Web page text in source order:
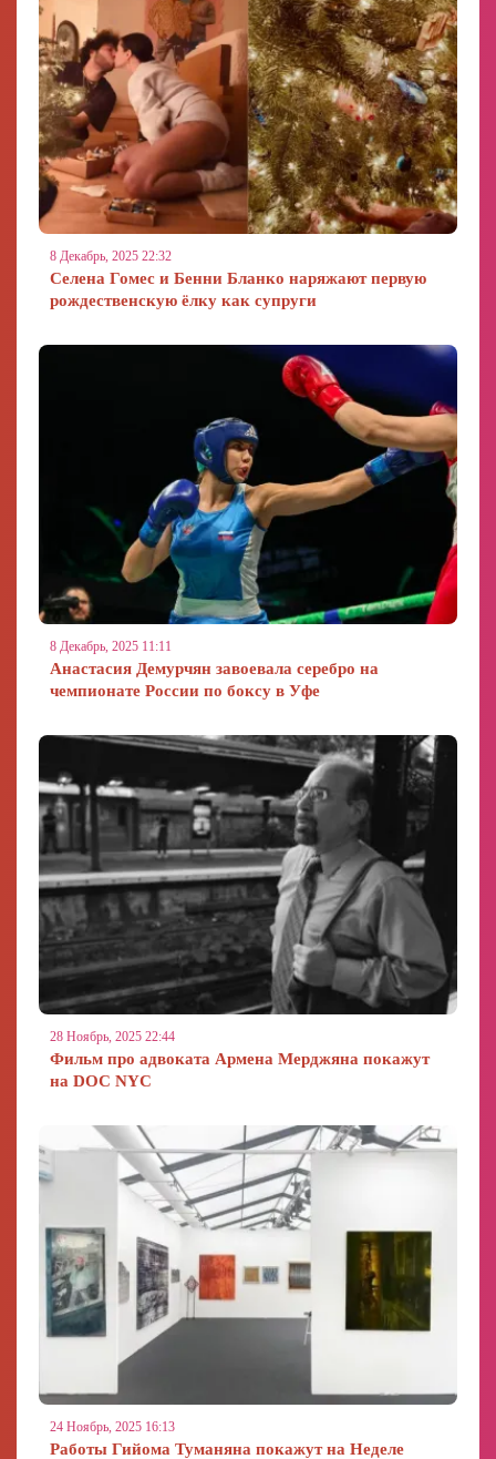
8 Декабрь, 2025 22:32
Селена Гомес и Бенни Бланко наряжают первую
рождественскую ёлку как супруги
8 Декабрь, 2025 11:11
Анастасия Демурчян завоевала серебро на
чемпионате России по боксу в Уфе
28 Ноябрь, 2025 22:44
Фильм про адвоката Армена Мерджяна покажут
на DOC NYC
24 Ноябрь, 2025 16:13
Работы Гийома Туманяна покажут на Неделе